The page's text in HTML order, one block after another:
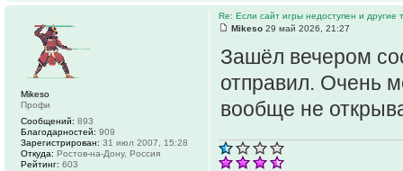
Re: Если сайт игры недоступен и другие
Mikeso 29 май 2026, 21:27
Зашёл вечером
отправил. Очень
вообще не
Mikeso
Профи
Сообщений: 893
Благодарностей: 909
Зарегистрирован: 31 июл 2007, 15:28
Откуда: Ростов-на-Дону, Россия
Рейтинг: 603